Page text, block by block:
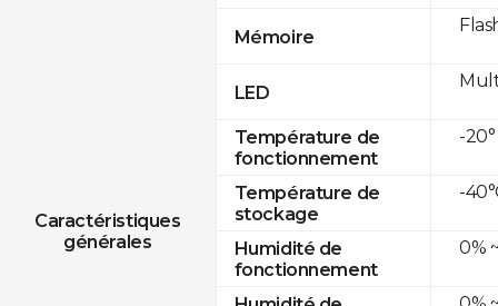
Caractéristiques
générales
Mémoire
LED
Température de
fonctionnement
Température de
stockage
Humidité de
fonctionnement
-20°
-
0%